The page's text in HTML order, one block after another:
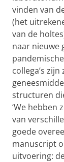
vinden van
(het
van de
naar nieuwe
collega’s
structuren
‘We hebben
van
goede
manuscript
uitvoering: